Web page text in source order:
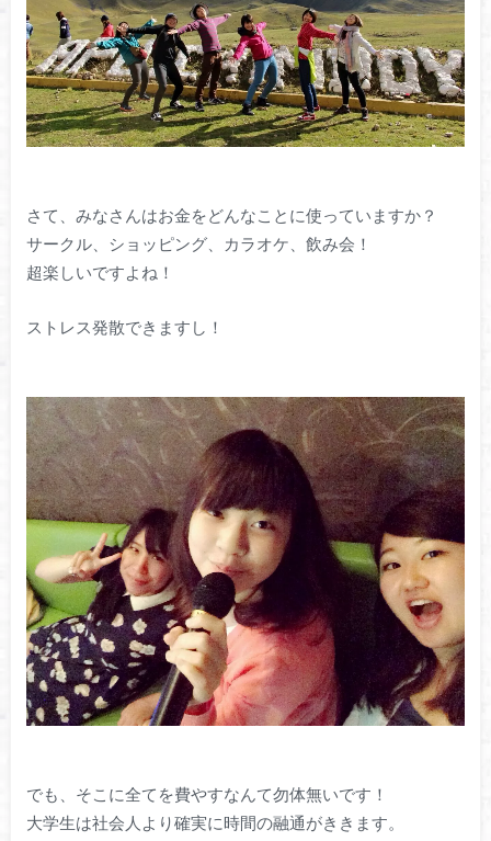
さて、みなさんはお金をどんなことに使っていますか？
サークル、ショッピング、カラオケ、飲み会！
超楽しいですよね！
ストレス発散できますし！
でも、そこに全てを費やすなんて勿体無いです！
大学生は社会人より確実に時間の融通がききます。